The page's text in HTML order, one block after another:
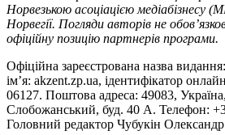
Норвезькою асоціацією медіабізнесу
Норвегії. Погляди авторів не
офіційну позицію партнерів програми.
Офіційна зареєстрована назва
ім’я: akzent.zp.ua, ідентифікатор
06127. Поштова адреса: 49083,
Слобожанський, буд. 40 А. Телефон:
Головний редактор Чубукін Олександр